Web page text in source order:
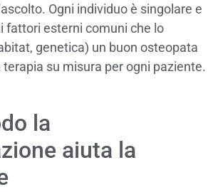
Ogni individuo è singolare e
fattori esterni comuni che lo
genetica) un buon osteopata
su misura per ogni paziente.
la
aiuta la